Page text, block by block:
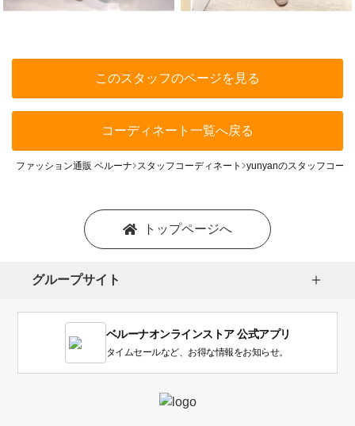
このスタッフのページを見る
コーディネート一覧へ戻る
ファッション通販 ベルーナ スタッフコーディネート yunyanのスタッフコー
トップページへ
グループサイト
ベルーナオンラインストア 公式アプリ
タイムセールなど、お得な情報をお知らせ。